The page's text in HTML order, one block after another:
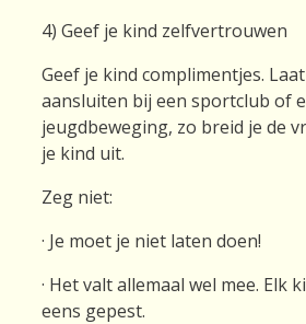
4) Geef je kind zelfvertrouwen
Geef je kind complimentjes.
aansluiten bij een sportclub of
jeugdbeweging, zo breid je de
je kind uit.
Zeg niet:
· Je moet je niet laten doen!
· Het valt allemaal wel mee. Elk
eens gepest.